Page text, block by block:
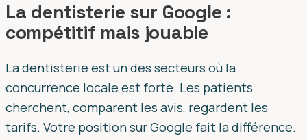
La dentisterie sur Google :
compétitif mais jouable
La dentisterie est un des secteurs où la
concurrence locale est forte. Les patients
cherchent, comparent les avis, regardent les
tarifs. Votre position sur Google fait la différence.